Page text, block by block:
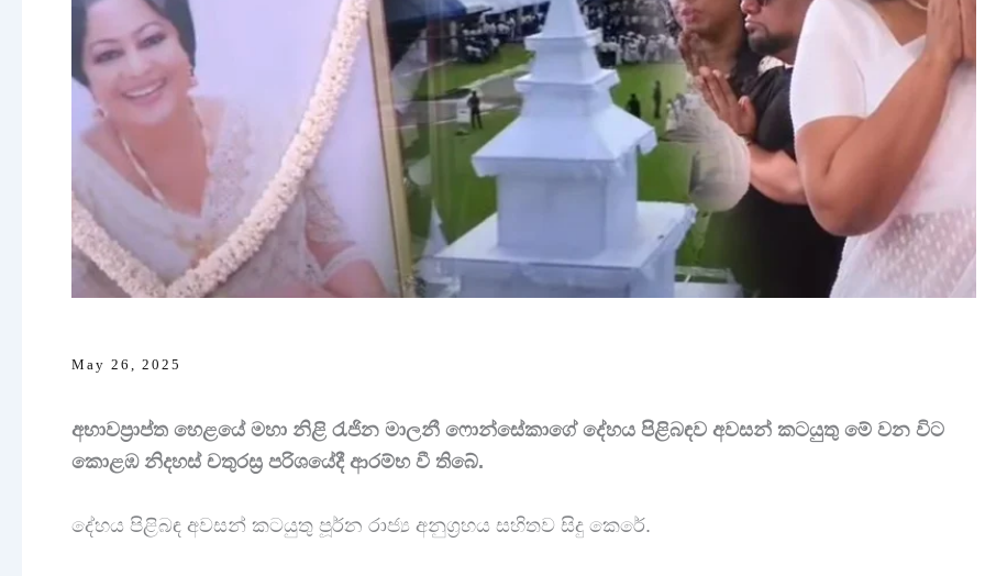
May 26, 2025
අභාවප්‍රාප්ත හෙළයේ මහා නිළි රැජින මාලනී ෆොන්සේකාගේ දේහය පිළිබඳව අවසන් කටයුතු මේ වන විට
කොළඹ නිදහස් චතුරස්‍ර පරිශයේදී ආරම්භ වී තිබේ.
දේහය පිළිබඳ අවසන් කටයුතු පූර්න රාජ්‍ය අනුග්‍රහය සහිතව සිදු කෙරේ.